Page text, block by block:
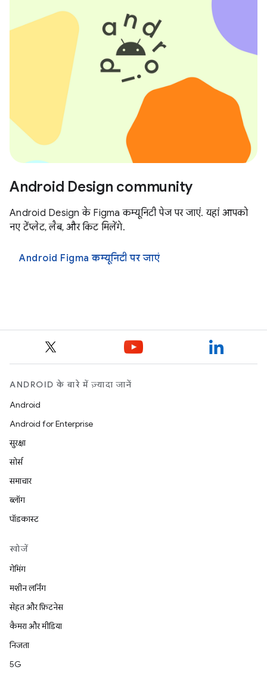
Android Design community
Android Design के Figma कम्यूनिटी पेज पर जाएं. यहां आपको
नए टेंप्लेट, लैब, और किट मिलेंगे.
Android Figma कम्यूनिटी पर जाएं
ANDROID के बारे में ज़्यादा जानें
Android
Android for Enterprise
सुरक्षा
सोर्स
समाचार
ब्लॉग
पॉडकास्ट
खोजें
गेमिंग
मशीन लर्निंग
सेहत और फ़िटनेस
कैमरा और मीडिया
निजता
5G